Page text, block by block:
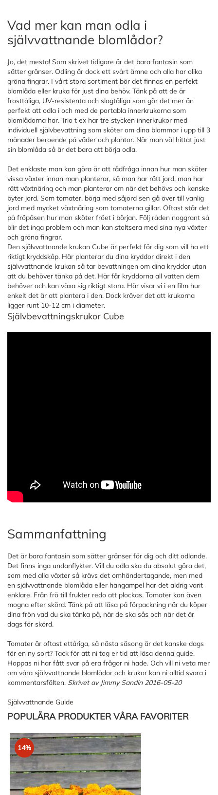
Vad mer kan man odla i
självvattnande blomlådor?
Jo, det mesta! Som skrivet tidigare är det bara fantasin som
sätter gränser. Odling är dock ett svårt ämne och alla har olika
gröna fingrar. I vårt stora sortiment bör det finnas en perfekt
blomlåda eller kruka för just dina behöv. Tänk på att de är
frosttåliga, UV-resistenta och slagtåliga som gör det mer än
perfekt att odla i och med de portabla innerkrukorna som
blomlådorna har. Trio t ex har tre stycken innerkrukor med
individuell självbevattning som sköter om dina blommor i upp till 3
månader beroende på väder och plantor. När man väl hittat just
sin blomlåda så är det bara att börja odla.
Det enklaste man kan göra är att rådfråga innan hur man sköter
vissa växter innan man planterar, så man har rätt jord, man har
rätt växtnäring och man planterar om när det behövs och kanske
byter jord. Som tomater, börja med såjord sen gå över till vanlig
jord med mycket växtnäring som tomaterna gillar. Oftast står det
på fröpåsen hur man sköter fröet i början. Följ råden noggrant så
blir det inga problem och man kan stoltsera med sina nya växter
och gröna fingrar.
Den självvattnande krukan Cube är perfekt för dig som vill ha ett
riktigt kryddskåp. Här planterar du dina kryddor direkt i den
självvattnande krukan så tar bevattningen om dina kryddor utan
att du behöver tänka på det. Här får kryddorna all vatten dem
behöver och kan växa sig riktigt stora. Här visar vi i en film hur
enkelt det är att plantera i den. Dock kräver det att krukorna
ligger runt 10-12 cm i diameter.
Självbevattningskrukor Cube
Sammanfattning
Det är bara fantasin som sätter gränser för dig och ditt odlande.
Det finns inga undanflykter. Vill du odla ska du absolut göra det,
som med alla växter så krävs det omhändertagande, men med
en självvattnande blomlåda eller hängampel har det aldrig varit
enklare. Från frö till frukter redo att plockas. Tomater kan även
mogna efter skörd. Tänk på att läsa på förpackning när du köper
dina frön vad du ska tänka på, när de ska sås och när det är
dags för skörd.
Tomater är oftast ettåriga, så nästa säsong är det kanske dags
för en ny sort? Tack för att ni tog er tid att läsa denna guide.
Hoppas ni har fått svar på era frågor ni hade. Och vill ni veta mer
om våra självvattnande blomlådor och krukor kan ni alltid svara i
kommentarsfälten. Skrivet av Jimmy Sandin 2016-05-20
Självvattnande Guide
POPULÄRA PRODUKTER VÅRA FAVORITER
14%